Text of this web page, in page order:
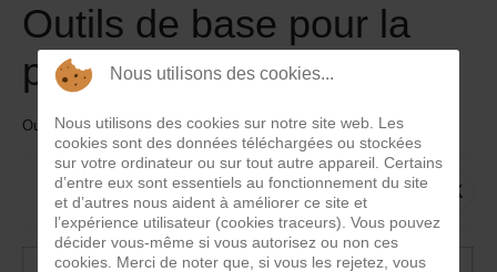
Outils de base pour la
protection
Outils-Outils de base 11 Juillet 2023 Clics : 2881
Nous utilisons des cookies...
Nous utilisons des cookies sur notre site web. Les
cookies sont des données téléchargées ou stockées
sur votre ordinateur ou sur tout autre appareil. Certains
d’entre eux sont essentiels au fonctionnement du site
et d’autres nous aident à améliorer ce site et
l’expérience utilisateur (cookies traceurs). Vous pouvez
décider vous-même si vous autorisez ou non ces
cookies. Merci de noter que, si vous les rejetez, vous